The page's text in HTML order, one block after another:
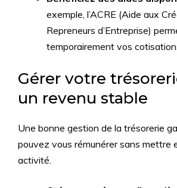
exemple, l’ACRE (Aide aux
Repreneurs d’Entreprise)
temporairement vos
Gérer votre
un revenu stable
Une bonne gestion de la trésorerie
pouvez vous rémunérer sans mettre
activité.